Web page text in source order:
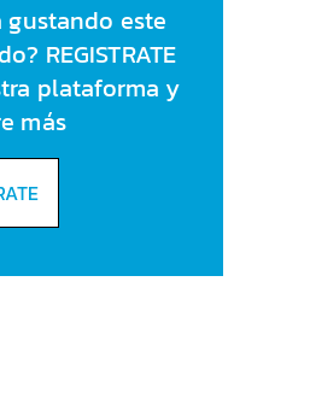
gustando este
REGISTRATE
plataforma y
más